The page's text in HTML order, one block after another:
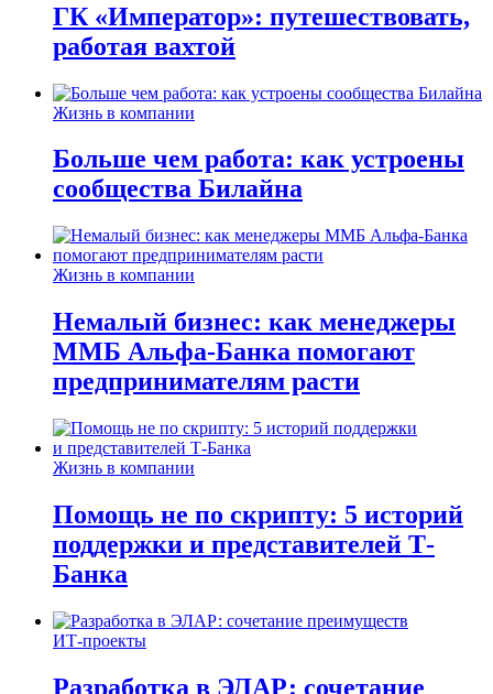
ГК «Император»: путешествовать,
работая вахтой
Жизнь в компании
Больше чем работа: как устроены
сообщества Билайна
Жизнь в компании
Немалый бизнес: как менеджеры
ММБ Альфа-Банка помогают
предпринимателям расти
Жизнь в компании
Помощь не по скрипту: 5 историй
поддержки и представителей Т-
Банка
ИТ-проекты
Разработка в ЭЛАР: сочетание